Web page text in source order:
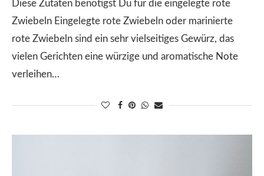
Diese Zutaten benötigst Du für die eingelegte rote
Zwiebeln Eingelegte rote Zwiebeln oder marinierte
rote Zwiebeln sind ein sehr vielseitiges Gewürz, das
vielen Gerichten eine würzige und aromatische Note
verleihen…